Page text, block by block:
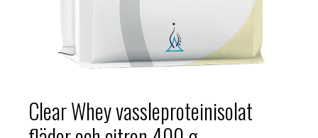
Clear Whey vassleproteinisolat